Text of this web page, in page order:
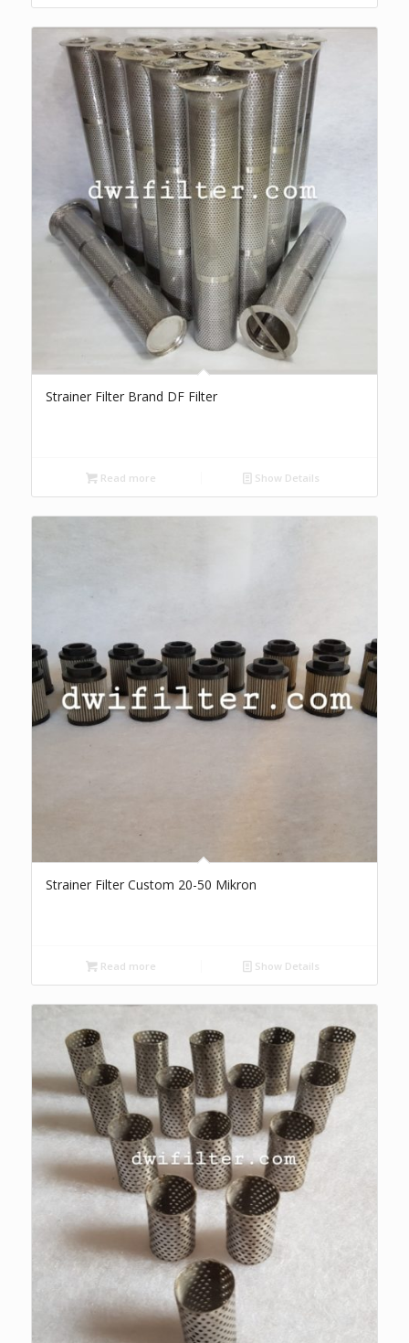
Strainer Filter Brand DF Filter
Read more Show Details
Strainer Filter Custom 20-50 Mikron
Read more Show Details